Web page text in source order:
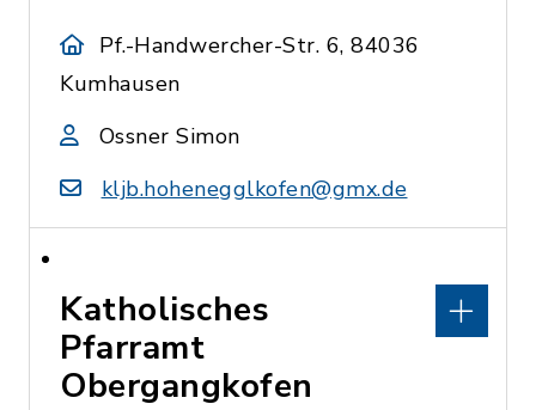
Pf.-Handwercher-Str. 6, 84036
Kumhausen
Ossner Simon
kljb.hohenegglkofen@gmx.de
Katholisches
Pfarramt
Obergangkofen